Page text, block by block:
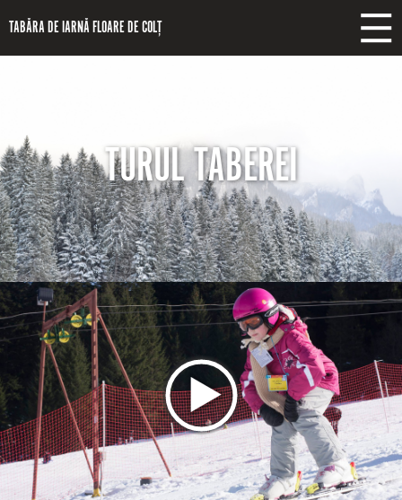
TABĂRA DE IARNĂ FLOARE DE COLȚ
TURUL TABEREI